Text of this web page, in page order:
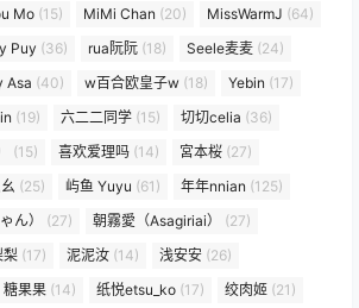
Mo (15) MiMi Chan (20) MissWarmJ (64)
Puy (36) rua阮阮 (18) Seele麦麦 (24)
Asa (40) w百合欧皇子w (18) Yebin (17)
(19) 六二二同学 (15) 切切celia (36)
(15) 喜欢爱理吗 (14) 宮本桜 (27)
(25) 屿鱼 Yuyu (61) 年年nnian (125)
ん）
(27) 朝霧愛（Asagiriai）
(27)
梨 (17) 泥泥汝 (14) 浅安安 (26)
糖果果 (14) 纸悦etsu_ko (17) 绞肉姬 (21)